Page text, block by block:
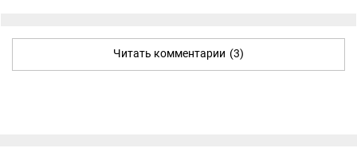
Читать комментарии (3)